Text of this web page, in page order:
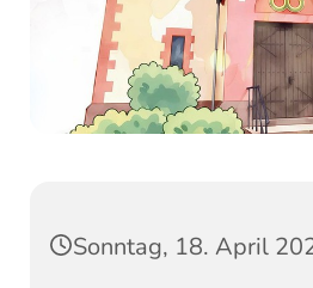
Sonntag, 18. April